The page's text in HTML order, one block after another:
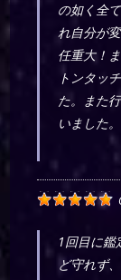
の如く全
れ自分が
任重大！
トンタッ
た。また
いました。
1回目に鑑
ど守れず